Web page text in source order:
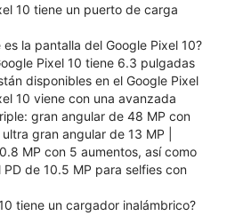
10 tiene un puerto de carga
la pantalla del Google Pixel 10?
Pixel 10 tiene 6.3 pulgadas
disponibles en el Google Pixel
10 viene con una avanzada
gran angular de 48 MP con
gran angular de 13 MP |
MP con 5 aumentos, así como
PD de 10.5 MP para selfies con
tiene un cargador inalámbrico?